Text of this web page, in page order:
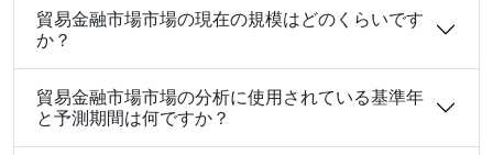
貿易金融市場市場の現在の規模はどのくらいです
か？
貿易金融市場市場の分析に使用されている基準年
と予測期間は何ですか？